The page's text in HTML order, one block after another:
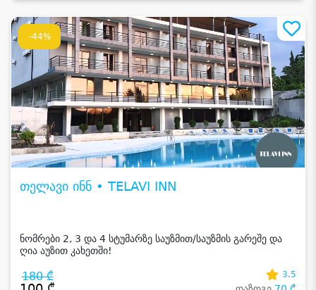
-44%
თელავი ინნ • TELAVI INN
ნომრები 2, 3 და 4 სტუმარზე საუზმით/საუზმის გარეშე და
ღია აუზით კახეთში!
180 ₾ 3.5